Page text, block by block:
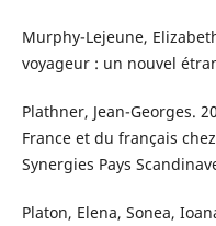
Murphy-Lejeune,
voyageur : un nouvel
Plathner, Jean-Georges.
France et du français
Synergies Pays
Platon, Elena, Sonea,